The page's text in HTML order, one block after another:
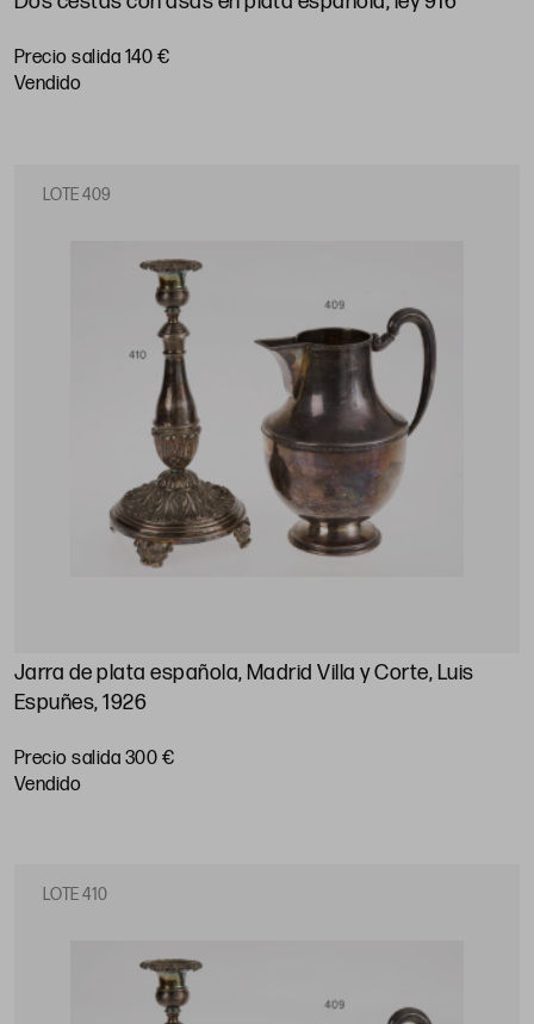
Precio salida 140 €
vendido
LOTE 409
Jarra de plata española, Madrid Villa y Corte, Luis
Espuñes, 1926
Precio salida 300 €
vendido
LOTE 410